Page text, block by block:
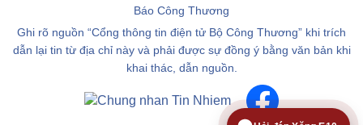
Báo Công Thương
Ghi rõ nguồn “Cổng thông tin điện tử Bộ Công Thương” khi trích
dẫn lại tin từ địa chỉ này và phải được sự đồng ý bằng văn bản khi
khai thác, dẫn nguồn.